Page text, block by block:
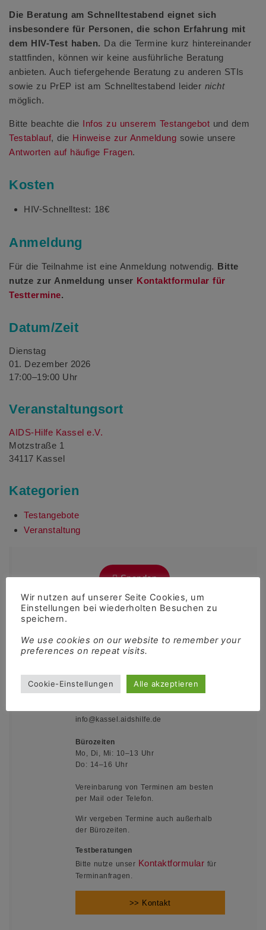
Die Beratung am Schnelltestabend eignet sich
insbesondere für Personen, die schon Erfahrung mit
dem HIV-Test haben. Da die Termine kurz hintereinander
stattfinden, können wir keine ausführliche Beratung
anbieten. Auch tiefergehende Beratung zu anderen STIs
sowie zu PrEP ist am Schnelltestabend leider nicht
möglich.
Bitte beachte die Infos zu unserem Testangebot und dem
Testablauf, die Hinweise zur Anmeldung sowie unsere
Antworten auf häufige Fragen.
Kosten
HIV-Schnelltest: 18€
Anmeldung
Für die Teilnahme ist eine Anmeldung notwendig. Bitte
nutze zur Anmeldung unser Kontaktformular für
Testtermine.
Datum/Zeit
Dienstag
01. Dezember 2026
17:00–19:00 Uhr
Veranstaltungsort
AIDS-Hilfe Kassel e.V.
Motzstraße 1
34117 Kassel
Kategorien
Testangebote
Veranstaltung
Spenden
Kontakt
Motzstraße 1
34117 Kassel
info@kassel.aidshilfe.de
Bürozeiten
Mo, Di, Mi: 10–13 Uhr
Do: 14–16 Uhr
Vereinbarung von Terminen am besten
per Mail oder Telefon.
Wir vergeben Termine auch außerhalb
der Bürozeiten.
Testberatungen
Bitte nutze unser Kontaktformular für
Terminanfragen.
>> Kontakt
Wir nutzen auf unserer Seite Cookies, um
Einstellungen bei wiederholten Besuchen zu
speichern.
We use cookies on our website to remember your
preferences on repeat visits.
Cookie-Einstellungen Alle akzeptieren